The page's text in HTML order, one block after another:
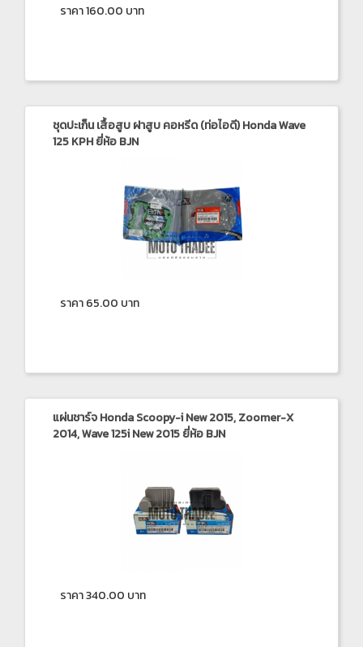
ราคา 160.00 บาท
ชุดปะเก็น เสื้อสูบ ฝาสูบ คอหรีด (ท่อไอดี) Honda Wave
125 KPH ยี่ห้อ BJN
ราคา 65.00 บาท
แผ่นชาร์จ Honda Scoopy-i New 2015, Zoomer-X
2014, Wave 125i New 2015 ยี่ห้อ BJN
ราคา 340.00 บาท